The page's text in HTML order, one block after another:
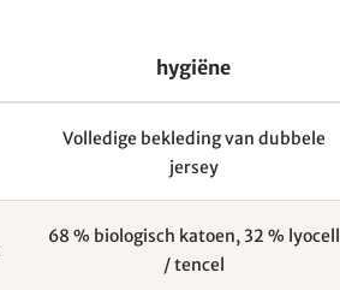
hygiëne
Volledige bekleding van dubbele
jersey
68 % biologisch katoen, 32 % lyocell
/ tencel